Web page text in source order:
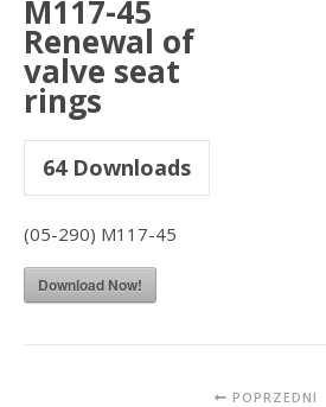
M117-45
Renewal of
valve seat
rings
64Downloads
(05-290) M117-45
Download Now!
POPRZEDNI